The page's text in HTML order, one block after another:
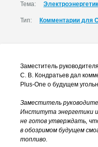
Тема:
Тип: Комментарии для
Заместитель
С. В. Кондратьев дал
Plus-One о будущем
Заместитель
Института энергетики
не готов утверждать,
в обозримом будущем
топливо.